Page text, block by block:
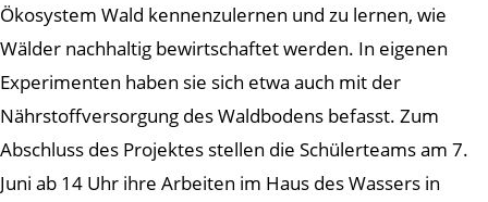
Ökosystem Wald kennenzulernen und zu lernen, wie
Wälder nachhaltig bewirtschaftet werden. In eigenen
Experimenten haben sie sich etwa auch mit der
Nährstoffversorgung des Waldbodens befasst. Zum
Abschluss des Projektes stellen die Schülerteams am 7.
Juni ab 14 Uhr ihre Arbeiten im Haus des Wassers in